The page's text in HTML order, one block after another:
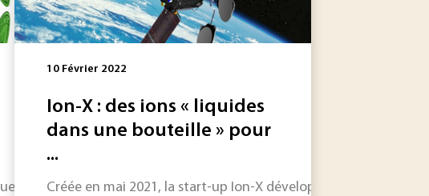
de nombreuses solutions existent : installation de brise-soleil et...
à Paris le « Sommet pour un nouveau pacte financier mondial ».
10 Février 2022
Ion-X : des ions « liquides
dans une bouteille » pour
...
Créée en mai 2021, la start-up Ion-X développe une